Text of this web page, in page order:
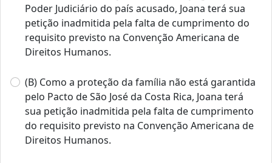
Poder Judiciário do país acusado, Joana terá sua
petição inadmitida pela falta de cumprimento do
requisito previsto na Convenção Americana de
Direitos Humanos.
(B) Como a proteção da família não está garantida
pelo Pacto de São José da Costa Rica, Joana terá
sua petição inadmitida pela falta de cumprimento
do requisito previsto na Convenção Americana de
Direitos Humanos.